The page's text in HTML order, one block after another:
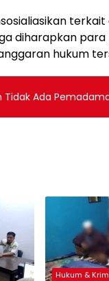
diharapkan
hukum
Tidak Ada
Hukum &